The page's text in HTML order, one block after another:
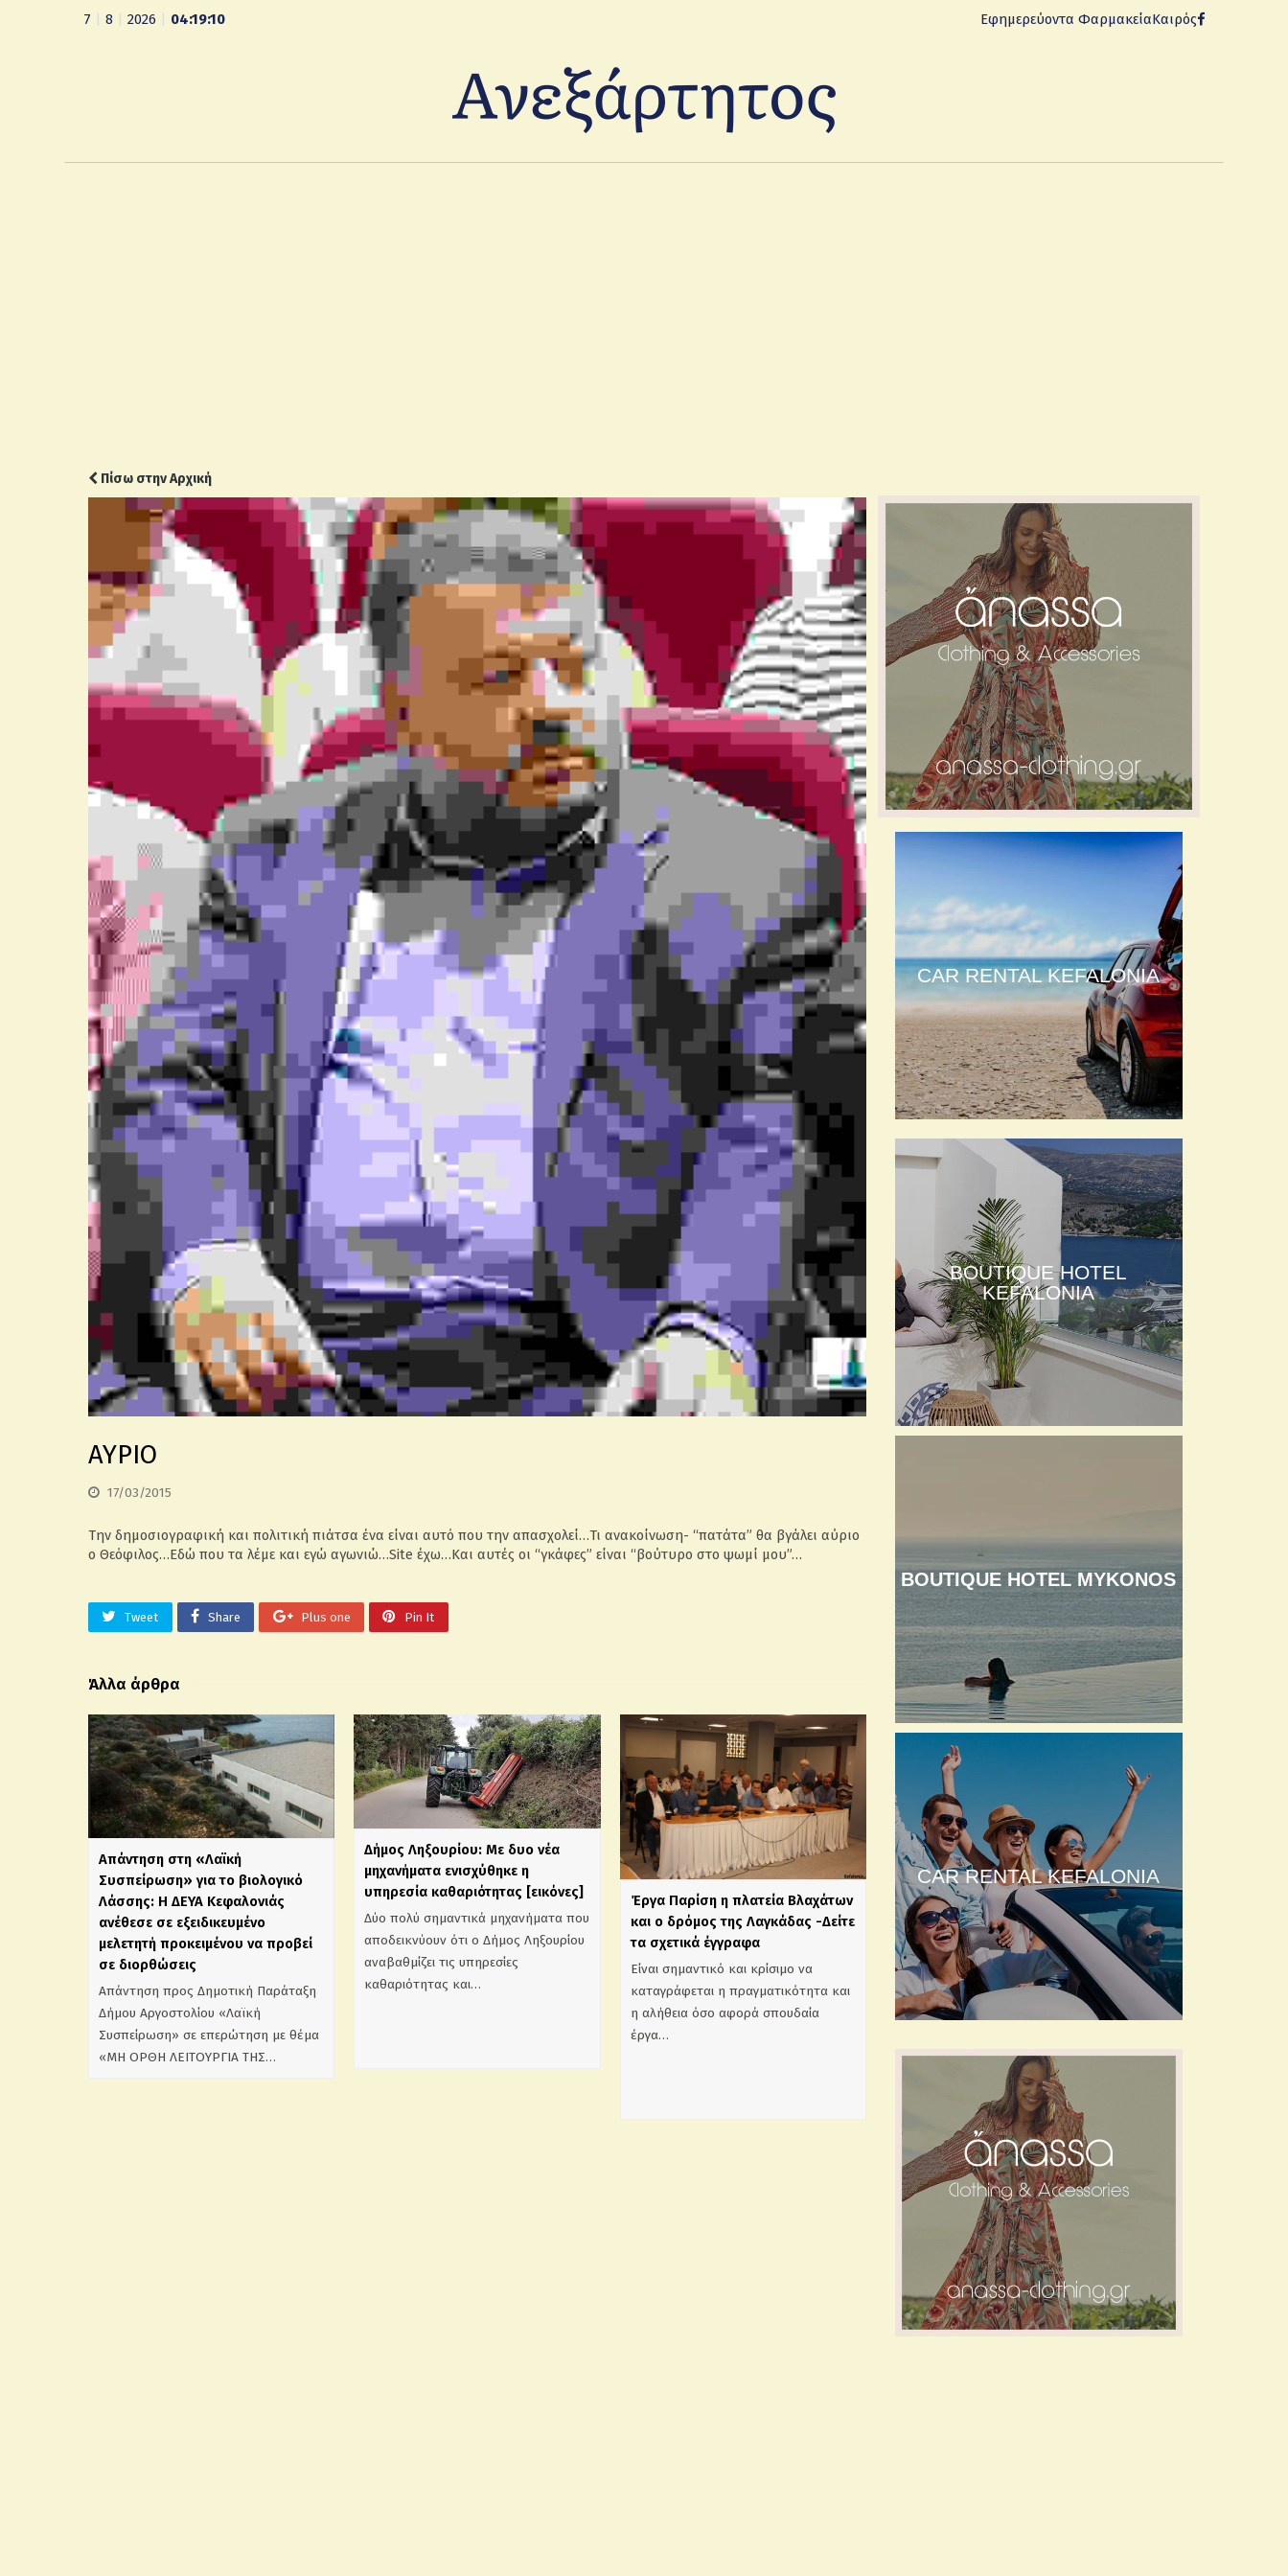
7 8 2026 04:19:11 Εφημερεύοντα ΦαρμακείαΚαιρός
Πίσω στην Αρχική
ΑΥΡΙΟ
17/03/2015
Την δημοσιογραφική και πολιτική πιάτσα ένα είναι αυτό που την απασχολεί…Τι ανακοίνωση- “πατάτα” θα βγάλει αύριο
ο Θεόφιλος…Εδώ που τα λέμε και εγώ αγωνιώ…Site έχω…Και αυτές οι “γκάφες” είναι “βούτυρο στο ψωμί μου”…
Tweet Share Plus one Pin It
Άλλα άρθρα
Απάντηση στη «Λαϊκή
Συσπείρωση» για το βιολογικό
Λάσσης: Η ΔΕΥΑ Κεφαλονιάς
ανέθεσε σε εξειδικευμένο
μελετητή προκειμένου να προβεί
σε διορθώσεις
Απάντηση προς Δημοτική Παράταξη
Δήμου Αργοστολίου «Λαϊκή
Συσπείρωση» σε επερώτηση με θέμα
«ΜΗ ΟΡΘΗ ΛΕΙΤΟΥΡΓΙΑ ΤΗΣ…
Δήμος Ληξουρίου: Με δυο νέα
μηχανήματα ενισχύθηκε η
υπηρεσία καθαριότητας [εικόνες]
Δύο πολύ σημαντικά μηχανήματα που
αποδεικνύουν ότι ο Δήμος Ληξουρίου
αναβαθμίζει τις υπηρεσίες
καθαριότητας και…
Έργα Παρίση η πλατεία Βλαχάτων
και ο δρόμος της Λαγκάδας -Δείτε
τα σχετικά έγγραφα
Είναι σημαντικό και κρίσιμο να
καταγράφεται η πραγματικότητα και
η αλήθεια όσο αφορά σπουδαία
έργα…
CAR RENTAL KEFALONIA
BOUTIQUE HOTEL
KEFALONIA
BOUTIQUE HOTEL MYKONOS
CAR RENTAL KEFALONIA